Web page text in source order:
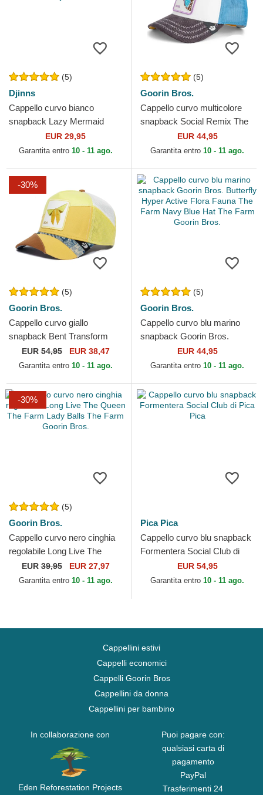
(5)
Djinns
Cappello curvo bianco
snapback Lazy Mermaid
HFT Lazy Days Are The Best
Days di Djinns
EUR 29,95
Garantita entro 10 - 11 ago.
(5)
Goorin Bros.
Cappello curvo multicolore
snapback Social Remix The
Farm Goorin Bros.
EUR 44,95
Garantita entro 10 - 11 ago.
-30%
(5)
Goorin Bros.
Cappello curvo giallo
snapback Bent Transform
Farmigami The Farm Goorin
Bros.
EUR54,95 EUR 38,47
Garantita entro 10 - 11 ago.
(5)
Goorin Bros.
Cappello curvo blu marino
snapback Goorin Bros.
Butterfly Hyper Active Flora
Fauna The Farm Navy...
EUR 44,95
Garantita entro 10 - 11 ago.
-30%
(5)
Goorin Bros.
Cappello curvo nero cinghia
regolabile Long Live The
Queen The Farm Lady Balls
The Farm Goorin Bros.
EUR39,95 EUR 27,97
Garantita entro 10 - 11 ago.
Pica Pica
Cappello curvo blu snapback
Formentera Social Club di
EUR 54,95
Garantita entro 10 - 11 ago.
Cappellini estivi
Cappelli economici
Cappelli Goorin Bros
Cappellini da donna
Cappellini per bambino
In collaborazione con
Eden Reforestation Projects
Puoi pagare con:
qualsiasi carta di
pagamento
PayPal
Trasferimenti 24